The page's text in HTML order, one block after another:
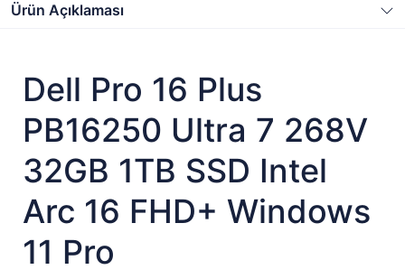
Ürün Açıklaması
Dell Pro 16 Plus
PB16250 Ultra 7 268V
32GB 1TB SSD Intel
Arc 16 FHD+ Windows
11 Pro